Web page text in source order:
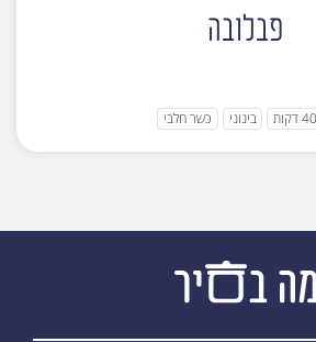
פבלובה
בינוני כשר חלבי